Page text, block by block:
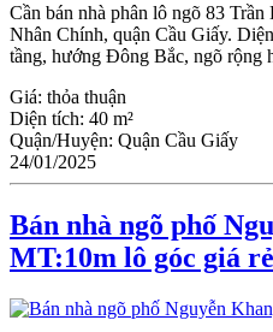
Cần bán nhà phân lô ngõ 83
Nhân Chính, quận Cầu Giấy.
tầng, hướng Đông Bắc, ngõ rộng
Giá: thỏa thuận
Diện tích: 40 m²
Quận/Huyện: Quận Cầu Giấy
24/01/2025
Bán nhà ngõ phố
MT:10m lô góc giá rẻ